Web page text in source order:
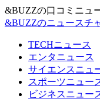
&BUZZの口コミニュ
&BUZZのニュースチ
TECHニュース
エンタニュース
サイエンスニュ
スポーツニュー
ビジネスニュー